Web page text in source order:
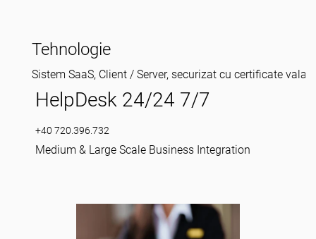
Tehnologie
Sistem SaaS, Client / Server, securizat cu certificate
HelpDesk 24/24 7/7
+40 720.396.732
Medium & Large Scale Business Integration